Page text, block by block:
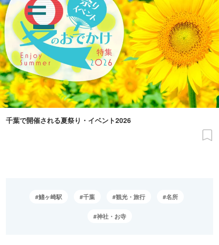
千葉で開催される夏祭り・イベント2026
鰭ヶ崎駅 千葉 観光・旅行 名所
神社・お寺